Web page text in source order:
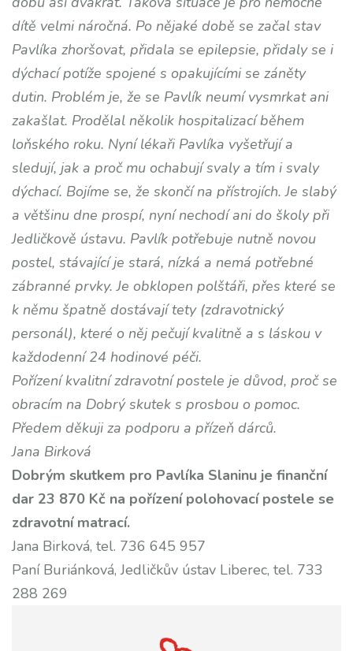
dítě velmi náročná. Po nějaké době se začal stav
Pavlíka zhoršovat, přidala se epilepsie, přidaly se i
dýchací potíže spojené s opakujícími se záněty
dutin. Problém je, že se Pavlík neumí vysmrkat ani
zakašlat. Prodělal několik hospitalizací během
loňského roku. Nyní lékaři Pavlíka vyšetřují a
sledují, jak a proč mu ochabují svaly a tím i svaly
dýchací. Bojíme se, že skončí na přístrojích. Je slabý
a většinu dne prospí, nyní nechodí ani do školy při
Jedličkově ústavu. Pavlík potřebuje nutně novou
postel, stávající je stará, nízká a nemá potřebné
zábranné prvky. Je obklopen polštáři, přes které se
k němu špatně dostávají tety (zdravotnický
personál), které o něj pečují kvalitně a s láskou v
každodenní 24 hodinové péči.
Pořízení kvalitní zdravotní postele je důvod, proč se
obracím na Dobrý skutek s prosbou o pomoc.
Předem děkuji za podporu a přízeň dárců.
Jana Birková
Dobrým skutkem pro Pavlíka Slaninu je finanční
dar 23 870 Kč na pořízení polohovací postele se
zdravotní matrací.
Jana Birková, tel. 736 645 957
Paní Buriánková, Jedličkův ústav Liberec, tel. 733
288 269